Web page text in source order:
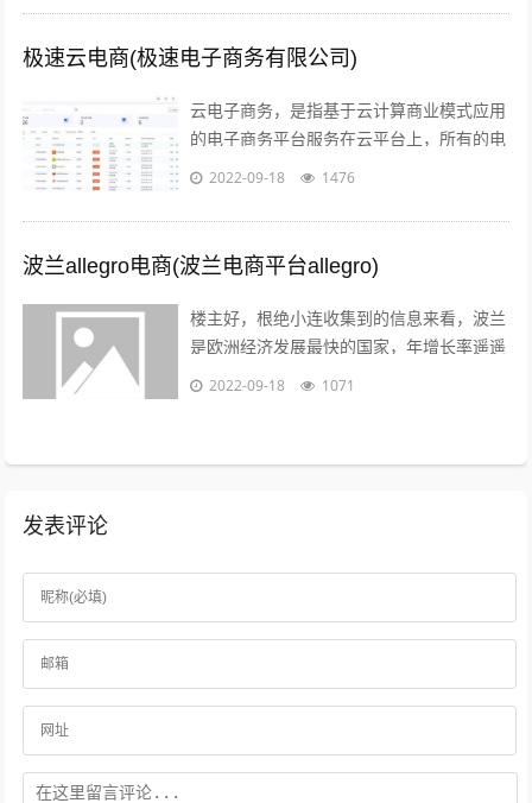
极速云电商(极速电子商务有限公司)
云电子商务，是指基于云计算商业模式应用
的电子商务平台服务在云平台上，所有的电
子商务供应商，代理商，策划服务商，制作
2022-09-18 1476
波兰allegro电商(波兰电商平台allegro)
楼主好，根绝小连收集到的信息来看，波兰
是欧洲经济发展最快的国家，年增长率遥遥
领先英法德目前，波兰拥有大约2000万的
2022-09-18 1071
发表评论